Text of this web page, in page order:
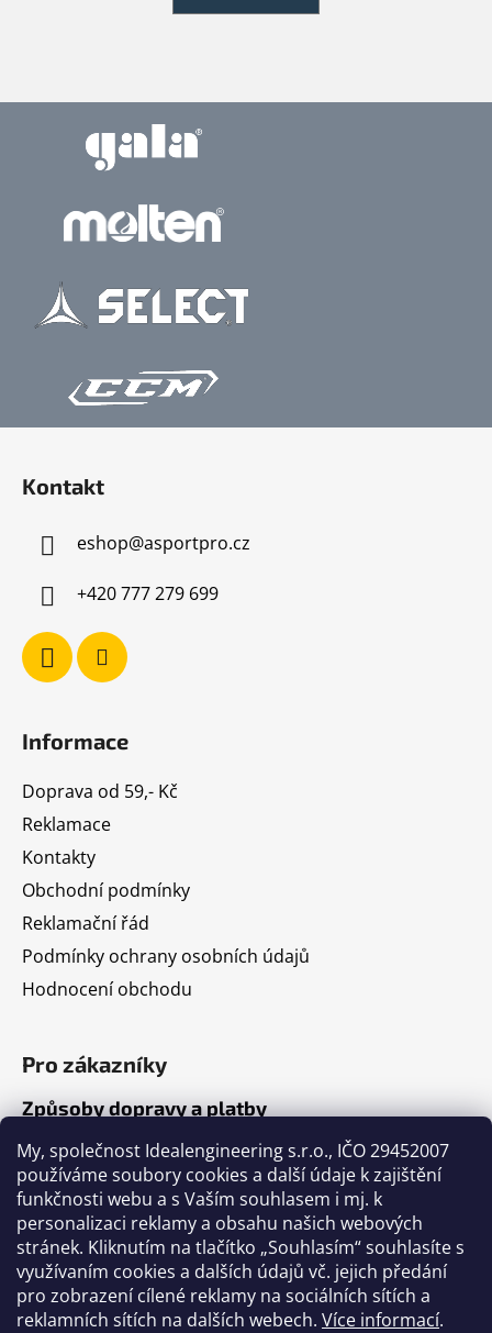
My, společnost Idealengineering s.r.o., IČO 29452007
používáme soubory cookies a další údaje k zajištění
funkčnosti webu a s Vaším souhlasem i mj. k
personalizaci reklamy a obsahu našich webových
stránek. Kliknutím na tlačítko „Souhlasím“ souhlasíte s
využívaním cookies a dalších údajů vč. jejich předání
pro zobrazení cílené reklamy na sociálních sítích a
reklamních sítích na dalších webech. Více informací.
Kontakt
eshop@asportpro.cz
+420 777 279 699
Informace
Doprava od 59,- Kč
Reklamace
Kontakty
Obchodní podmínky
Reklamační řád
Podmínky ochrany osobních údajů
Hodnocení obchodu
Pro zákazníky
Způsoby dopravy a platby
Jak nakupovat
Články
Výběr volejbalového míče
Výběr fotbalového míče